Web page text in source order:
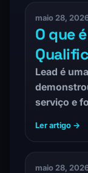
maio 28,
O que
Clientes
Lead é
serviço e
Ler artigo →
maio 28,